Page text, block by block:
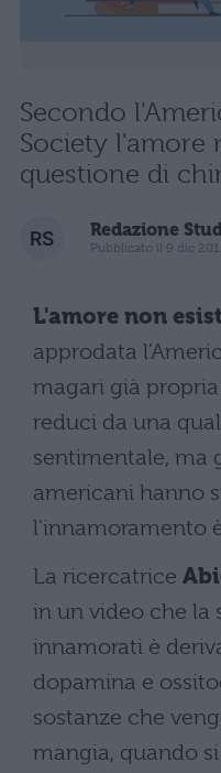
Secondo
Society l'amore
questione di
Redazione
Pubblicato il 9 dic
L'amore non
approdata
magari già
reduci da una
sentimentale, ma
americani hanno
l'innamoramento
La ricercatrice
in un video che la
innamorati è
dopamina e
sostanze che
mangia, quando